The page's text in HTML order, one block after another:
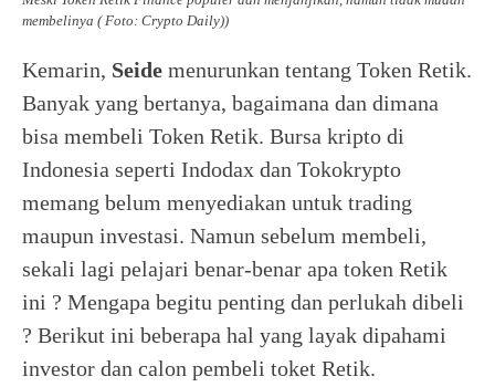
membelinya ( Foto: Crypto Daily))
Kemarin, Seide menurunkan tentang Token Retik.
Banyak yang bertanya, bagaimana dan dimana
bisa membeli Token Retik. Bursa kripto di
Indonesia seperti Indodax dan Tokokrypto
memang belum menyediakan untuk trading
maupun investasi. Namun sebelum membeli,
sekali lagi pelajari benar-benar apa token Retik
ini ? Mengapa begitu penting dan perlukah dibeli
? Berikut ini beberapa hal yang layak dipahami
investor dan calon pembeli toket Retik.